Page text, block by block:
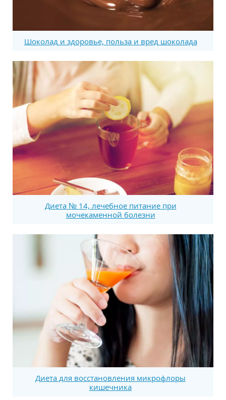
Шоколад и здоровье, польза и вред шоколада
Диета № 14, лечебное питание при
мочекаменной болезни
Диета для восстановления микрофлоры
кишечника